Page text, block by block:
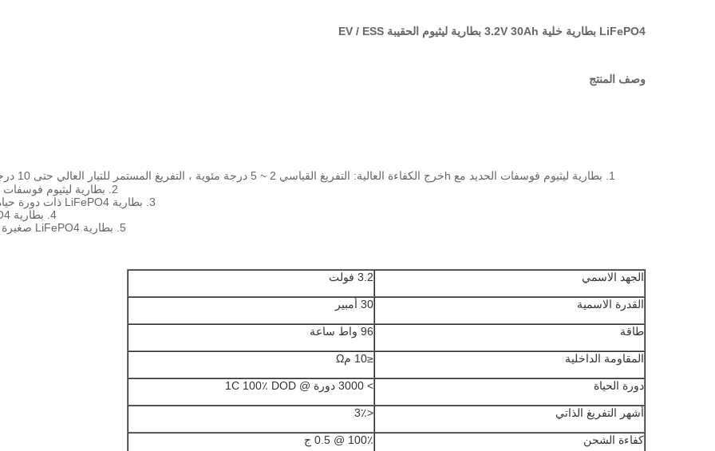
LiFePO4 بطارية خلية 3.2V 30Ah بطارية ليثيوم الحقيبة EV / ESS
وصف المنتج
1. بطارية ليثيوم فوسفات الحديد مع h
خرج الكفاءة العالية: التفريغ القياسي 2 ~ 5 درجة مئوية ، التفريغ المستمر للتيار العالي حتى 10 درجة مئوية ، التفريغ الفوري للنبض (10 ثوانٍ) حتى 20 درجة مئوية.
2. بطارية ليثيوم فوسفات الحديد نظيفة وخضراء ، ولا تحتوي على مواد سامة وتلوث البيئة.
3. بطارية LiFePO4 ذات دورة حياة طويلة:> 2000 مرة ، 6-8 مرات من بطارية الرصاص الحمضية
4. بطارية LiFePO4 بدون تأثير الذاكرة ، عالية الكفاءة ، الشحن في أي وقت
5. بطارية LiFePO4 صغيرة الحجم وخفيفة الوزن: 1/2 حجم ووزن بطارية الرصاص الحمضية
الجهد الاسمي 3.2 فولت
القدرة الاسمية 30 أمبير
طاقة 96 واط ساعة
المقاومة الداخلية ≤10 مΩ
دورة الحياة > 3000 دورة @ 1C 100٪ DOD
أشهر التفريغ الذاتي <3٪
كفاءة الشحن 100٪ @ 0.5 ج